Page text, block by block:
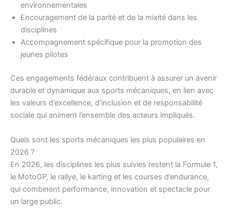
environnementales
Encouragement de la parité et de la mixité dans les
disciplines
Accompagnement spécifique pour la promotion des
jeunes pilotes
Ces engagements fédéraux contribuent à assurer un avenir
durable et dynamique aux sports mécaniques, en lien avec
les valeurs d’excellence, d’inclusion et de responsabilité
sociale qui animent l’ensemble des acteurs impliqués.
Quels sont les sports mécaniques les plus populaires en
2026 ?
En 2026, les disciplines les plus suivies restent la Formule 1,
le MotoGP, le rallye, le karting et les courses d’endurance,
qui combinent performance, innovation et spectacle pour
un large public.